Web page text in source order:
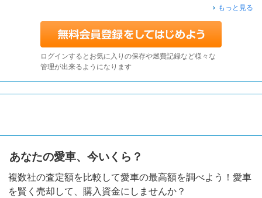
もっと見る
ログインするとお気に入りの保存や燃費記録など様々な
管理が出来るようになります
あなたの愛車、今いくら？
複数社の査定額を比較して愛車の最高額を調べよう！愛車
を賢く売却して、購入資金にしませんか？